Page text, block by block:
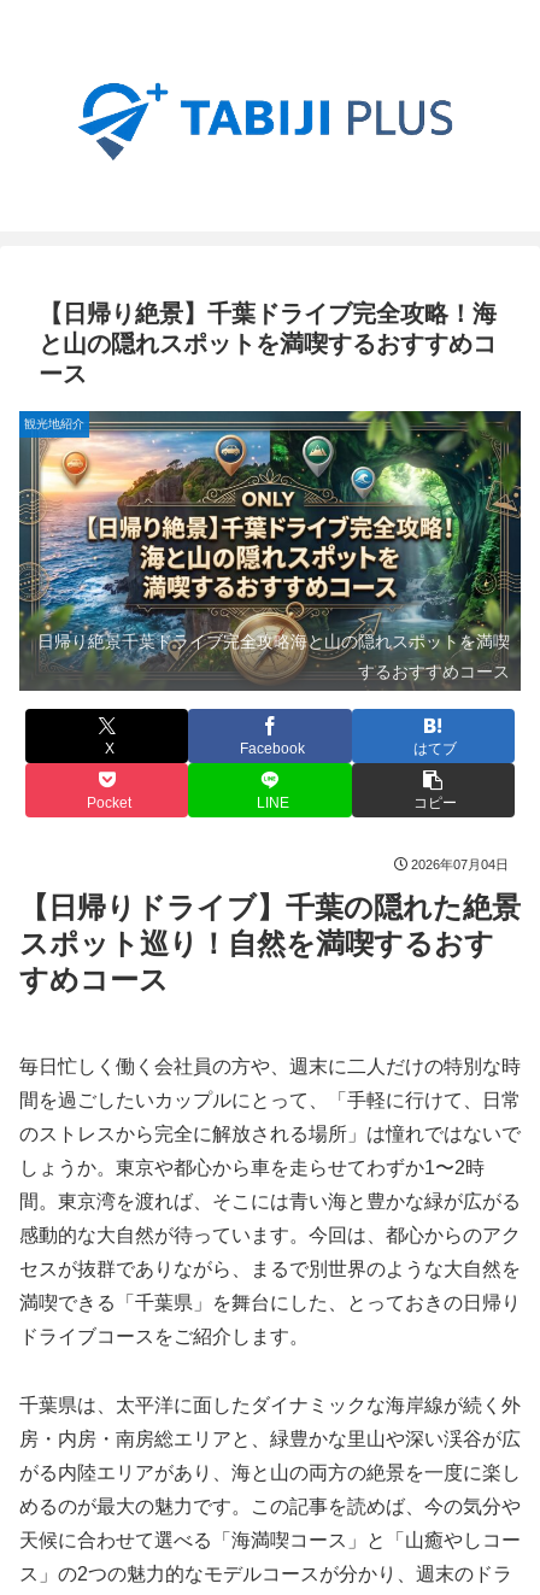
【日帰り絶景】千葉ドライブ完全攻略！海
と山の隠れスポットを満喫するおすすめコ
ース
観光地紹介
日帰り絶景千葉ドライブ完全攻略海と山の隠れスポットを満喫
するおすすめコース
X Facebook はてブ
Pocket LINE コピー
2026年07月04日
【日帰りドライブ】千葉の隠れた絶景
スポット巡り！自然を満喫するおす
すめコース
毎日忙しく働く会社員の方や、週末に二人だけの特別な時
間を過ごしたいカップルにとって、「手軽に行けて、日常
のストレスから完全に解放される場所」は憧れではないで
しょうか。東京や都心から車を走らせてわずか1〜2時
間。東京湾を渡れば、そこには青い海と豊かな緑が広がる
感動的な大自然が待っています。今回は、都心からのアク
セスが抜群でありながら、まるで別世界のような大自然を
満喫できる「千葉県」を舞台にした、とっておきの日帰り
ドライブコースをご紹介します。
千葉県は、太平洋に面したダイナミックな海岸線が続く外
房・内房・南房総エリアと、緑豊かな里山や深い渓谷が広
がる内陸エリアがあり、海と山の両方の絶景を一度に楽し
めるのが最大の魅力です。この記事を読めば、今の気分や
天候に合わせて選べる「海満喫コース」と「山癒やしコー
ス」の2つの魅力的なモデルコースが分かり、週末のドラ